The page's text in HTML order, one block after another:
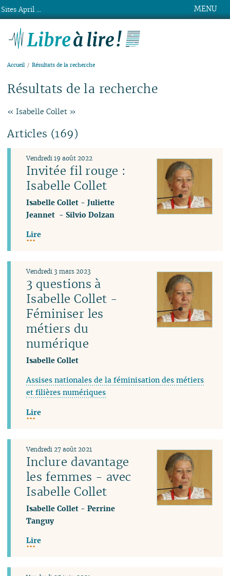
MENU
Accueil Résultats de la recherche
Résultats de la recherche
« Isabelle Collet »
Articles (169)
Invitée fil rouge :
Isabelle Collet
Vendredi 19 août 2022
Isabelle Collet -Juliette
Jeannet -Silvio Dolzan
Lire
3 questions à
Isabelle Collet -
Féminiser les
métiers du
numérique
Vendredi 3 mars 2023
Isabelle Collet
Assises nationales de la féminisation des métiers
et filières numériques
Lire
Inclure davantage
les femmes - avec
Isabelle Collet
Vendredi 27 août 2021
Isabelle Collet -Perrine
Tanguy
Lire
Sites April ...